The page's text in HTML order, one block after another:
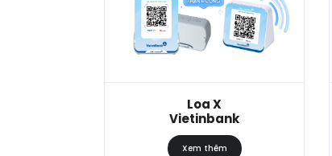
Loa X
Vietinbank
Xem thêm